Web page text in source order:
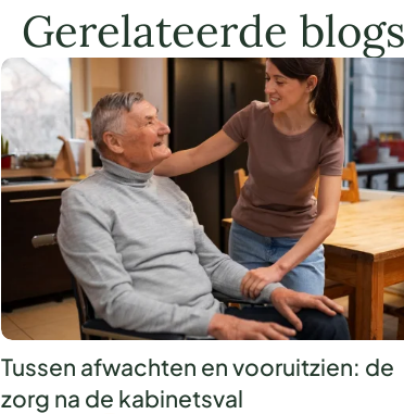
Gerelateerde
Tussen afwachten en vooruitzien: de
zorg na de kabinetsval